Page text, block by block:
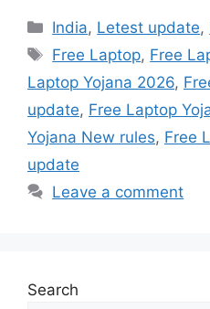
Categories
India, Letest update,
Tags
Free Laptop, Free
Laptop Yojana 2026,
update, Free Laptop
Yojana New rules, Free
update
Leave a comment
Search